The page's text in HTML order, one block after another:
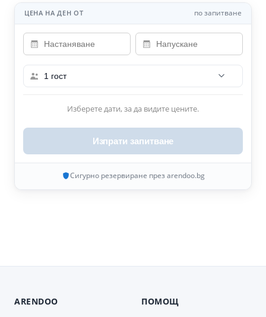
ЦЕНА НА ДЕН ОТ по запитване
1 гост
Изберете дати, за да видите цените.
Изпрати запитване
Сигурно резервиране през arendoo.bg
ARENDOO
ПОМОЩ